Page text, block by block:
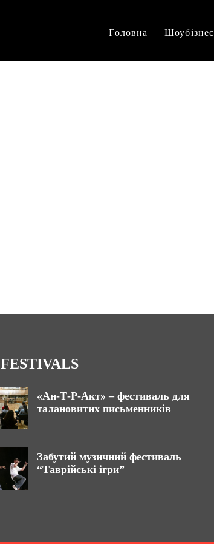
Головна Шоубізнес
FESTIVALS
«Ан-Т-Р-Акт» – фестиваль для
талановитих письменників
Забутий музичний фестиваль
“Таврійські ігри”